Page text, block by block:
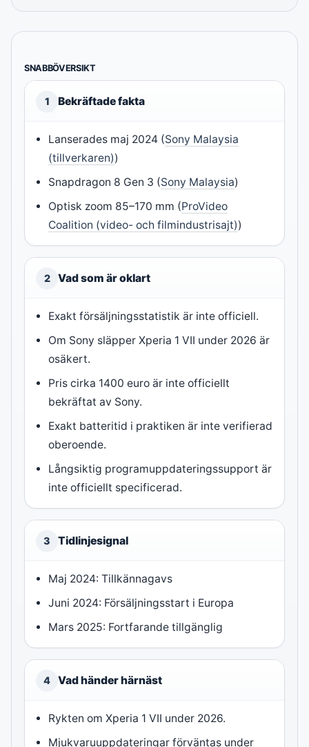
SNABBÖVERSIKT
1 Bekräftade fakta
Lanserades maj 2024 (Sony Malaysia
(tillverkaren))
Snapdragon 8 Gen 3 (Sony Malaysia)
Optisk zoom 85–170 mm (ProVideo
Coalition (video- och filmindustrisajt))
2 Vad som är oklart
Exakt försäljningsstatistik är inte officiell.
Om Sony släpper Xperia 1 VII under 2026 är
osäkert.
Pris cirka 1400 euro är inte officiellt
bekräftat av Sony.
Exakt batteritid i praktiken är inte verifierad
oberoende.
Långsiktig programuppdateringssupport är
inte officiellt specificerad.
3 Tidlinjesignal
Maj 2024: Tillkännagavs
Juni 2024: Försäljningsstart i Europa
Mars 2025: Fortfarande tillgänglig
4 Vad händer härnäst
Rykten om Xperia 1 VII under 2026.
Mjukvaruuppdateringar förväntas under